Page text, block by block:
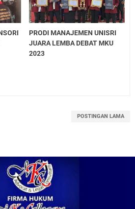
PRODI MANAJEMEN UNISRI
JUARA LEMBA DEBAT MKU
2023
POSTINGAN LAMA